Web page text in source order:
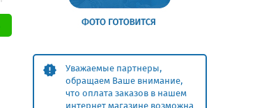
Уважаемые партнеры,
обращаем Ваше внимание,
что оплата заказов в нашем
интернет магазине возможна